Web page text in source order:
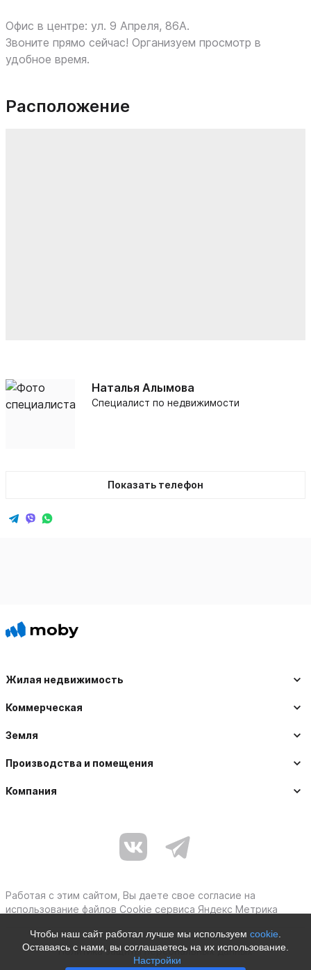
Чтобы наш сайт работал лучше мы используем cookie
Оставаясь с нами, вы соглашаетесь на их использование.
Настройки
Офис в центре: ул. 9 Апреля, 86А.
Звоните прямо сейчас! Организуем просмотр в
удобное время.
Расположение
Наталья Алымова
Специалист по недвижимости
Показать телефон
Жилая недвижимость
Коммерческая
Земля
Производства и помещения
Компания
Работая с этим сайтом, Вы даете свое согласие на
использование файлов Cookie сервиса Яндекс Метрика
Политика защиты персональных данных